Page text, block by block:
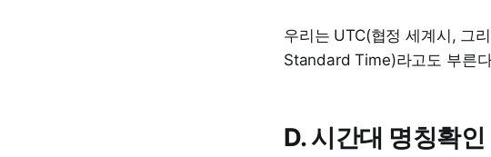
우리는 UTC(협정 세계시, 그
Standard Time)라고도 부른
D. 시간대 명칭확인